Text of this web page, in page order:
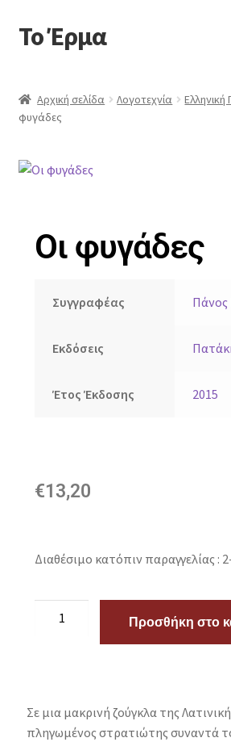
Το Έρμα
Ποιοι είμαστε
Κατηγορίες Βιβλίων
Επικοινωνία
Αρχική σελίδα Λογοτεχνία
φυγάδες
Οι φυγάδες
Συγγραφέας Πάνος
Εκδόσεις
Έτος Έκδοσης 2015
€13,20
Διαθέσιμο κατόπιν παραγγελίας :
Προσθήκη στο
Σε μια μακρινή ζούγκλα της
πληγωμένος στρατιώτης συναντά